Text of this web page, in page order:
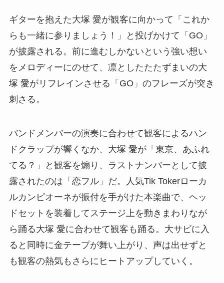
ギターを抱えた大塚 愛が観客に向かって「これか
らも一緒に参りましょう！」と投げかけて「GO」
が披露される。前に進むしかないという強い想い
をメロディーにのせて、凛としたたたずまいの大
塚 愛がリフレインさせる「GO」のフレーズが突き
刺さる。
バンドメンバーの演奏に合わせて観客によるハン
ドクラップが響くなか、大塚 愛が「東京、あふれ
てる？」と観客を煽り、ラストナンバーとして披
露されたのは「恋フル」だ。人気Tik Tokerローカ
ルカンピオーネが振付を手がけた本楽曲で、ヘッ
ドセットを装着してステージ上を動きまわりなが
ら踊る大塚 愛に合わせて観客も踊る。大サビに入
ると同時に金テープが舞い上がり、声は出せずと
も観客の熱気もさらにヒートアップしていく。